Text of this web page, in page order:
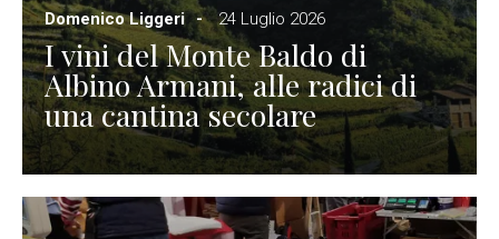
Domenico Liggeri
24 Luglio 2026
I vini del Monte Baldo di
Albino Armani, alle radici di
una cantina secolare